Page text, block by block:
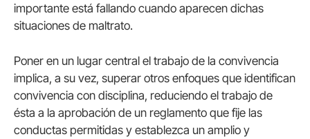
importante está fallando cuando aparecen dichas
situaciones de maltrato.
Poner en un lugar central el trabajo de la convivencia
implica, a su vez, superar otros enfoques que identifican
convivencia con disciplina, reduciendo el trabajo de
ésta a la aprobación de un reglamento que fije las
conductas permitidas y establezca un amplio y